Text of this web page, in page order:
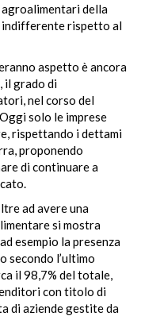
della
indifferente rispetto al
aspetto è ancora
il grado di
nel corso del
solo le imprese
rispettando i dettami
proponendo
di continuare a
ad avere una
si mostra
esempio la presenza
secondo l’ultimo
il 98,7% del totale,
con titolo di
di aziende gestite da